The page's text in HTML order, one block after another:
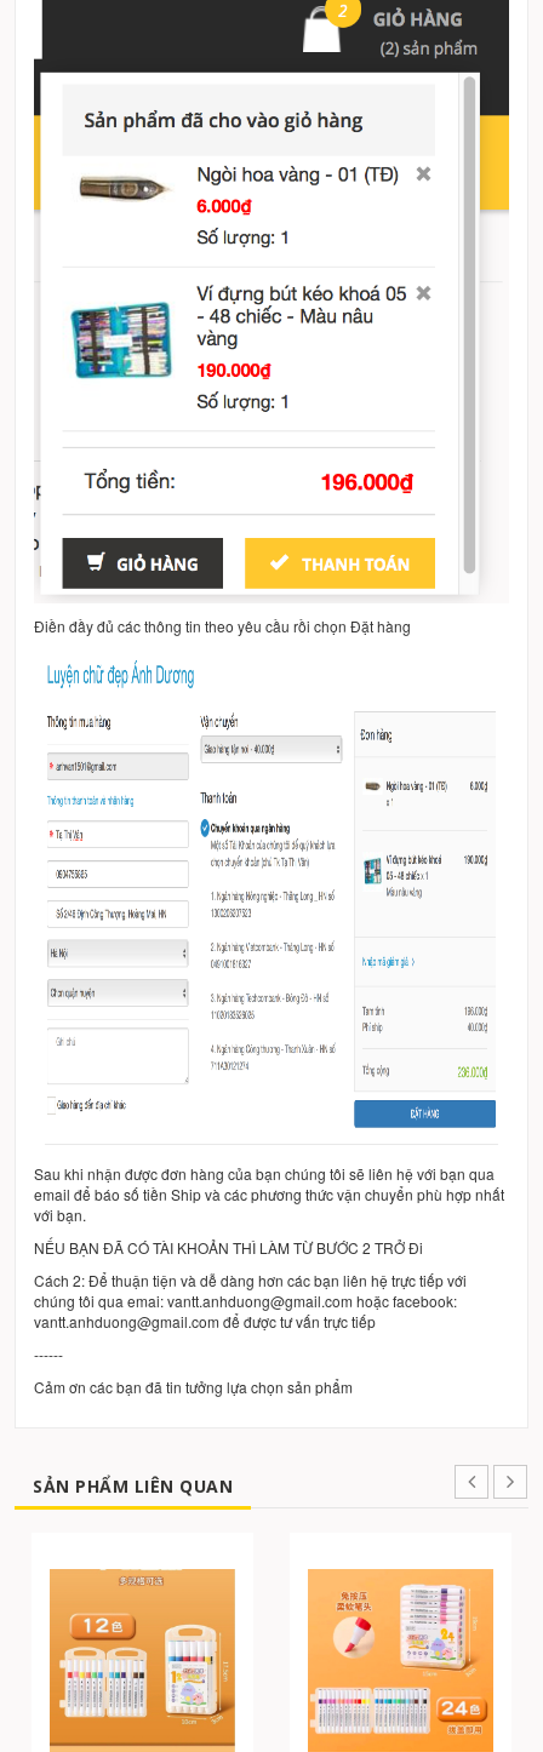
Điền đầy đủ các thông tin theo yêu cầu rồi chọn Đặt hàng
Sau khi nhận được đơn hàng của bạn chúng tôi sẽ liên hệ với bạn qua
email để báo số tiền Ship và các phương thức vận chuyển phù hợp nhất
với bạn.
NẾU BẠN ĐÃ CÓ TÀI KHOẢN THÌ LÀM TỪ BƯỚC 2 TRỞ Đi
Cách 2: Để thuận tiện và dễ dàng hơn các bạn liên hệ trực tiếp với
chúng tôi qua emai: vantt.anhduong@gmail.com hoặc facebook:
vantt.anhduong@gmail.com để được tư vấn trực tiếp
------
Cảm ơn các bạn đã tin tưởng lựa chọn sản phẩm
SẢN PHẨM LIÊN QUAN